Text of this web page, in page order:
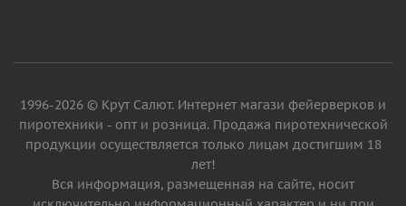
1996-2026 © Крут Салют. Интернет магази фейерверков и
пиротехники - опт и розница. Продажа пиротехнической
продукции осуществляется только лицам достигшим 18
лет!
Вся информация, размещенная на сайте, носит